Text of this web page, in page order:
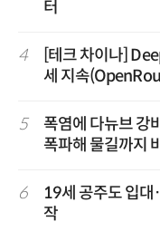
터
4
[테크 차이나]
세 지속
5
폭염에 다뉴브 강
폭파해 물길까지
6
19세 공주도 입
작